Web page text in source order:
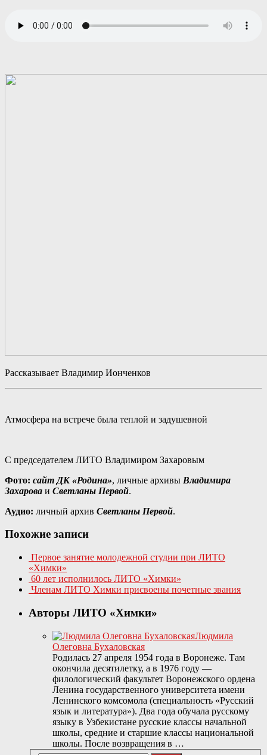
Рассказывает Владимир Ионченков
Атмосфера на встрече была теплой и задушевной
С председателем ЛИТО Владимиром Захаровым
Фото: сайт ДК «Родина», личные архивы Владимира
Захарова и Светланы Первой.
Аудио: личный архив Светланы Первой.
Похожие записи
Первое занятие молодежной студии при ЛИТО
«Химки»
60 лет исполнилось ЛИТО «Химки»
Членам ЛИТО Химки присвоены почетные звания
Авторы ЛИТО «Химки»
Людмила
Олеговна Бухаловская
Родилась 27 апреля 1954 года в Воронеже. Там
окончила десятилетку, а в 1976 году —
филологический факультет Воронежского ордена
Ленина государственного университета имени
Ленинского комсомола (специальность «Русский
язык и литература»). Два года обучала русскому
языку в Узбекистане русские классы начальной
школы, средние и старшие классы национальной
школы. После возвращения в …